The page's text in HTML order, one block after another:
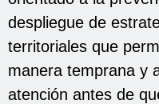
despliegue de
territoriales que
manera temprana y
atención antes de